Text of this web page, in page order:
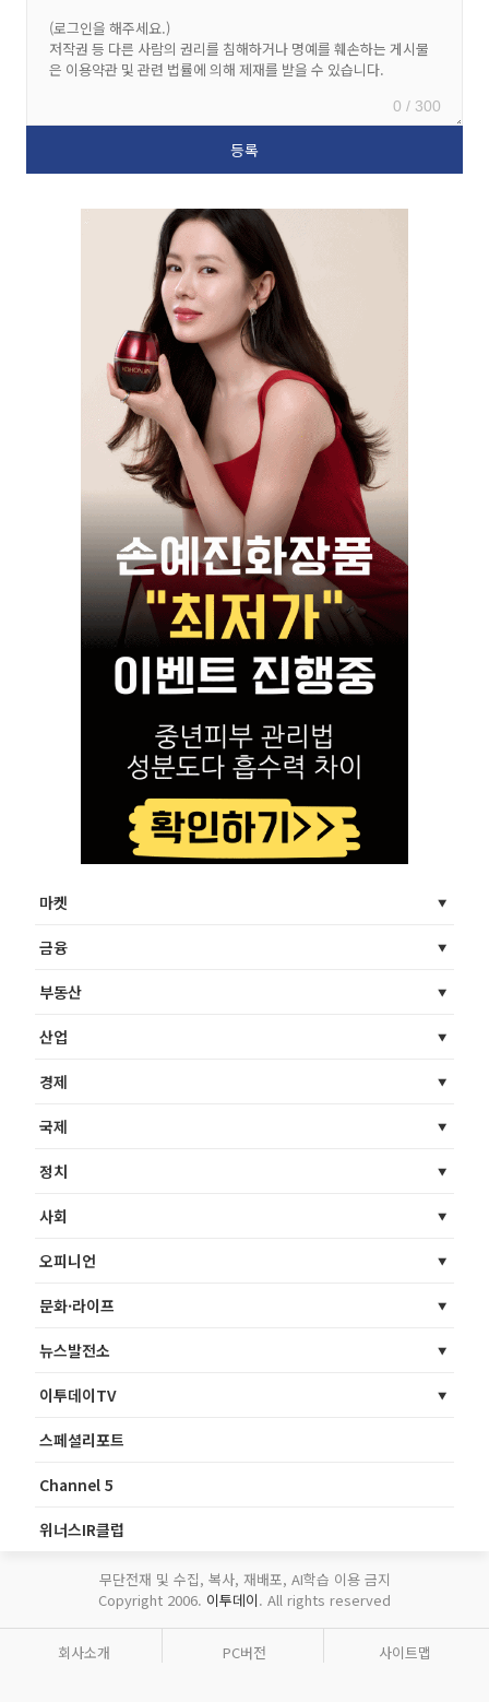
0 / 300
마켓
금융
부동산
산업
경제
국제
정치
사회
오피니언
문화·라이프
뉴스발전소
이투데이TV
스페셜리포트
Channel 5
위너스IR클럽
무단전재 및 수집, 복사, 재배포, AI학습 이용 금지
Copyright 2006. 이투데이. All rights reserved
회사소개 PC버전 사이트맵